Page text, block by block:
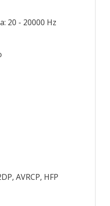
20 - 20000 Hz
AVRCP, HFP